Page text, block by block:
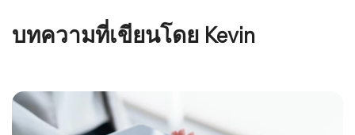
บทความที่เขียนโดย Kevin